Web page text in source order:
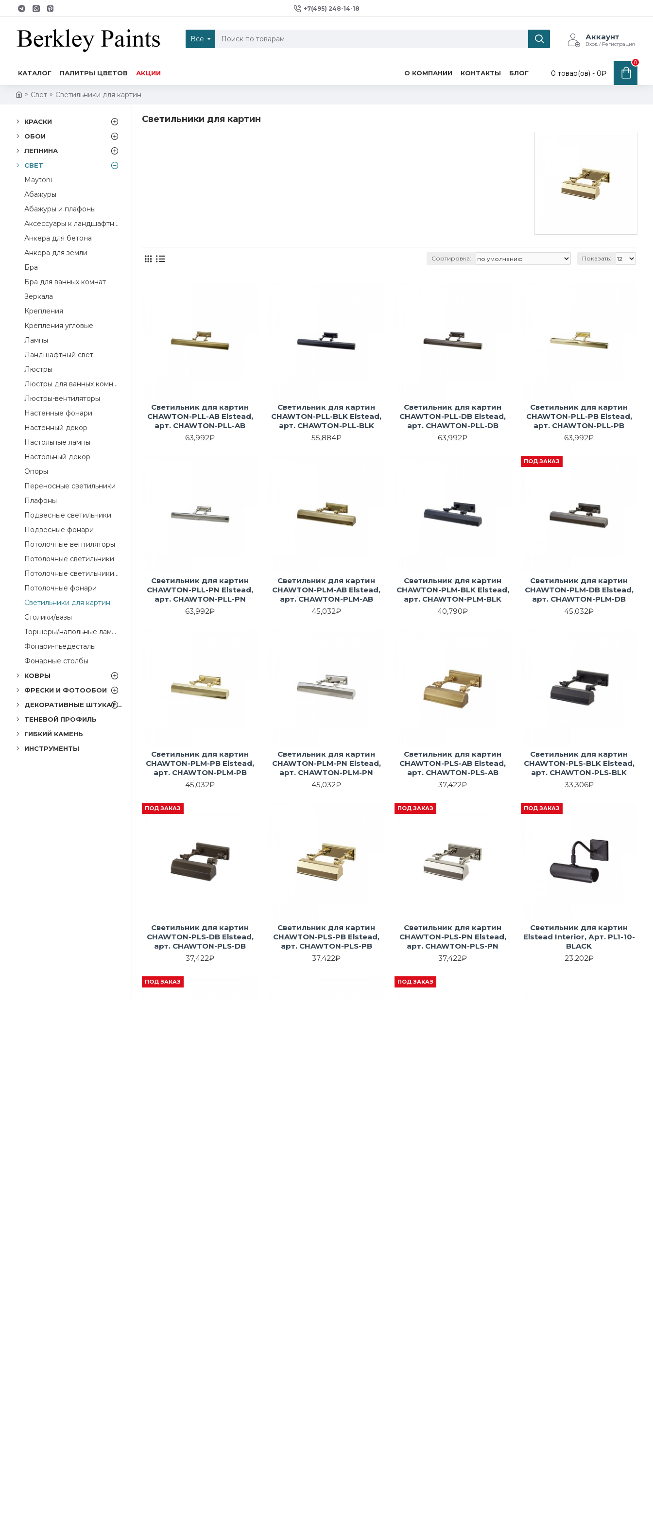
+7(495) 248-14-18
Все Аккаунт
Вход / Регистрация
КАТАЛОГ ПАЛИТРЫ ЦВЕТОВ АКЦИИ О КОМПАНИИ КОНТАКТЫ БЛОГ 0 товар(ов) - 0₽
0
Свет Светильники для картин
КРАСКИ
ОБОИ
ЛЕПНИНА
СВЕТ
Maytoni
Абажуры
Абажуры и плафоны
Аксессуары к ландшафтному свету
Анкера для бетона
Анкера для земли
Бра
Бра для ванных комнат
Зеркала
Крепления
Крепления угловые
Лампы
Ландшафтный свет
Люстры
Люстры для ванных комнат
Люстры-вентиляторы
Настенные фонари
Настенный декор
Настольные лампы
Настольный декор
Опоры
Переносные светильники
Плафоны
Подвесные светильники
Подвесные фонари
Потолочные вентиляторы
Потолочные светильники
Потолочные светильники для ванных комнат
Потолочные фонари
Светильники для картин
Столики/вазы
Торшеры/напольные лампы
Фонари-пьедесталы
Фонарные столбы
КОВРЫ
ФРЕСКИ И ФОТООБОИ
ДЕКОРАТИВНЫЕ ШТУКАТУРКИ
ТЕНЕВОЙ ПРОФИЛЬ
ГИБКИЙ КАМЕНЬ
ИНСТРУМЕНТЫ
Светильники для картин
Сортировка: Показать:
Светильник для картин
CHAWTON-PLL-AB Elstead,
арт. CHAWTON-PLL-AB
63,992₽
Светильник для картин
CHAWTON-PLL-BLK Elstead,
арт. CHAWTON-PLL-BLK
55,884₽
Светильник для картин
CHAWTON-PLL-DB Elstead,
арт. CHAWTON-PLL-DB
63,992₽
Светильник для картин
CHAWTON-PLL-PB Elstead,
арт. CHAWTON-PLL-PB
63,992₽
Светильник для картин
CHAWTON-PLL-PN Elstead,
арт. CHAWTON-PLL-PN
63,992₽
Светильник для картин
CHAWTON-PLM-AB Elstead,
арт. CHAWTON-PLM-AB
45,032₽
Светильник для картин
CHAWTON-PLM-BLK Elstead,
арт. CHAWTON-PLM-BLK
40,790₽
ПОД ЗАКАЗ
Светильник для картин
CHAWTON-PLM-DB Elstead,
арт. CHAWTON-PLM-DB
45,032₽
Светильник для картин
CHAWTON-PLM-PB Elstead,
арт. CHAWTON-PLM-PB
45,032₽
Светильник для картин
CHAWTON-PLM-PN Elstead,
арт. CHAWTON-PLM-PN
45,032₽
Светильник для картин
CHAWTON-PLS-AB Elstead,
арт. CHAWTON-PLS-AB
37,422₽
Светильник для картин
CHAWTON-PLS-BLK Elstead,
арт. CHAWTON-PLS-BLK
33,306₽
ПОД ЗАКАЗ
Светильник для картин
CHAWTON-PLS-DB Elstead,
арт. CHAWTON-PLS-DB
37,422₽
Светильник для картин
CHAWTON-PLS-PB Elstead,
арт. CHAWTON-PLS-PB
37,422₽
ПОД ЗАКАЗ
Светильник для картин
CHAWTON-PLS-PN Elstead,
арт. CHAWTON-PLS-PN
37,422₽
ПОД ЗАКАЗ
Светильник для картин
Elstead Interior, Арт. PL1-10-
BLACK
23,202₽
ПОД ЗАКАЗ ПОД ЗАКАЗ